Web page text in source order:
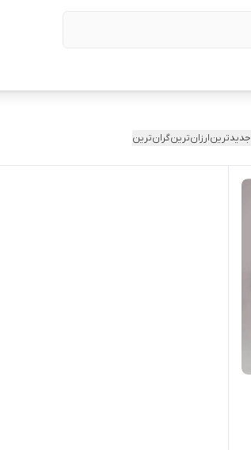
جدیدترینارزان‌ترینگران‌ترین